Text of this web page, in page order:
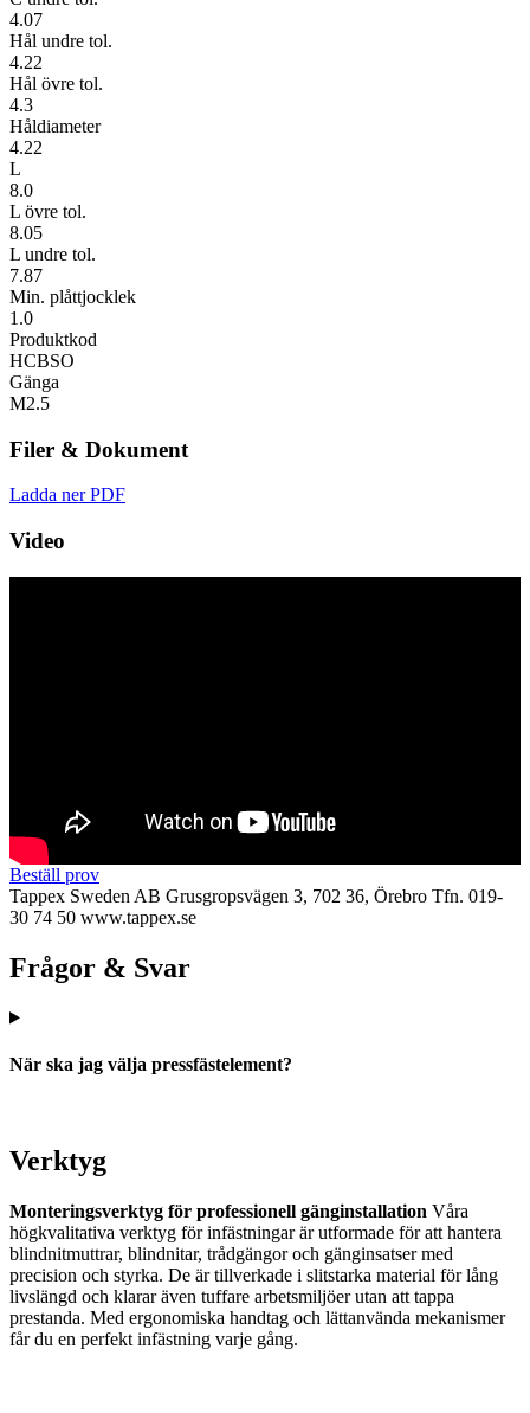
4.07
Hål undre tol.
4.22
Hål övre tol.
4.3
Håldiameter
4.22
L
8.0
L övre tol.
8.05
L undre tol.
7.87
Min. plåttjocklek
1.0
Produktkod
HCBSO
Gänga
M2.5
Filer & Dokument
Ladda ner PDF
Video
Beställ prov
Tappex Sweden AB Grusgropsvägen 3, 702 36, Örebro Tfn. 019-
30 74 50 www.tappex.se
Frågor & Svar
När ska jag välja pressfästelement?
Verktyg
Monteringsverktyg för professionell gänginstallation Våra
högkvalitativa verktyg för infästningar är utformade för att hantera
blindnitmuttrar, blindnitar, trådgängor och gänginsatser med
precision och styrka. De är tillverkade i slitstarka material för lång
livslängd och klarar även tuffare arbetsmiljöer utan att tappa
prestanda. Med ergonomiska handtag och lättanvända mekanismer
får du en perfekt infästning varje gång.